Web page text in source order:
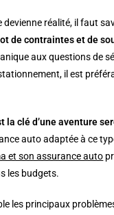
devienne réalité, il faut
ot de contraintes et de
aux questions de
il est
la clé d’une aventure
auto adaptée à ce
et son assurance auto
les budgets.
les principaux